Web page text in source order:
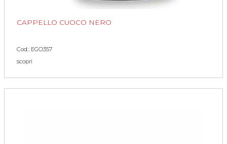
CAPPELLO CUOCO NERO
Cod.: EGO357
scopri